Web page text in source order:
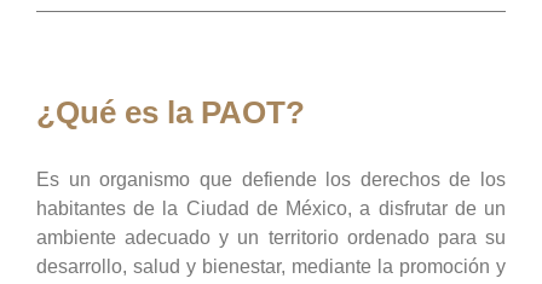
¿Qué es la PAOT?
Es un organismo que defiende los derechos de los
habitantes de la Ciudad de México, a disfrutar de un
ambiente adecuado y un territorio ordenado para su
desarrollo, salud y bienestar, mediante la promoción y